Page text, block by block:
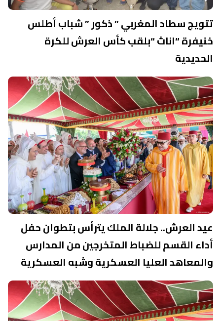
تتويج سطاد المغربي ” ذكور ” شباب أطلس
خنيفرة “اناث “بلقب كأس العرش للكرة
الحديدية
عيد العرش.. جلالة الملك يترأس بتطوان حفل
أداء القسم للضباط المتخرجين من المدارس
والمعاهد العليا العسكرية وشبه العسكرية